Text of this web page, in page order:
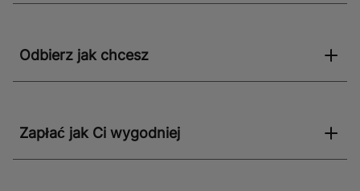
Odbierz jak chcesz
Zapłać jak Ci wygodniej